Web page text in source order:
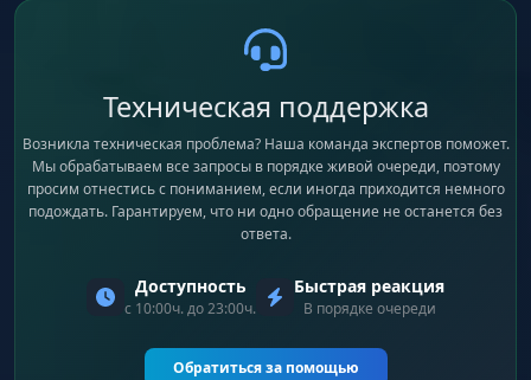
Техническая поддержка
Возникла техническая проблема? Наша команда экспертов поможет.
Мы обрабатываем все запросы в порядке живой очереди, поэтому
просим отнестись с пониманием, если иногда приходится немного
подождать. Гарантируем, что ни одно обращение не останется без
ответа.
Доступность
с 10:00ч. до 23:00ч.
Быстрая реакция
В порядке очереди
Обратиться за помощью